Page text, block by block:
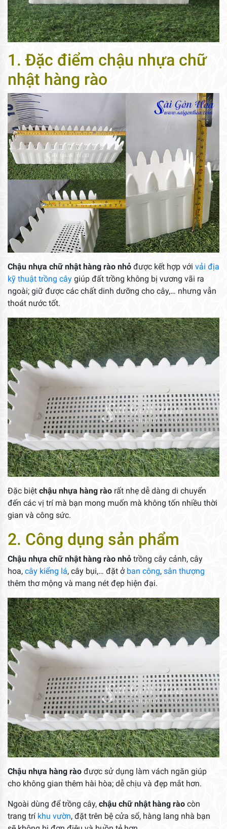
1. Đặc điểm chậu nhựa chữ
nhật hàng rào
Chậu nhựa chữ nhật hàng rào nhỏ được kết hợp với vải địa
kỹ thuật trồng cây giúp đất trồng không bị vương vãi ra
ngoài; giữ được các chất dinh dưỡng cho cây,… nhưng vẫn
thoát nước tốt.
Đặc biệt chậu nhựa hàng rào rất nhẹ dễ dàng di chuyển
đến các vị trí mà bạn mong muốn mà không tốn nhiều thời
gian và công sức.
2. Công dụng sản phẩm
Chậu nhựa chữ nhật hàng rào nhỏ trồng cây cảnh, cây
hoa, cây kiểng lá, cây bụi,… đặt ởban công, sân thượng
thêm thơ mộng và mang nét đẹp hiện đại.
Chậu nhựa hàng rào được sử dụng làm vách ngăn giúp
cho không gian thêm hài hòa; dễ chịu và đẹp mắt hơn.
Ngoài dùng để trồng cây, chậu chữ nhật hàng rào còn
trang tríkhu vườn, đặt trên bệ cửa sổ, hàng lang nhà bạn